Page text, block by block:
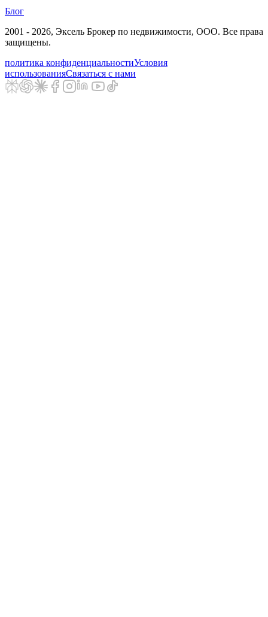
Блог
2001 - 2026, Эксель Брокер по недвижимости, ООО. Все права
защищены.
политика конфиденциальностиУсловия
использованияСвязаться с нами